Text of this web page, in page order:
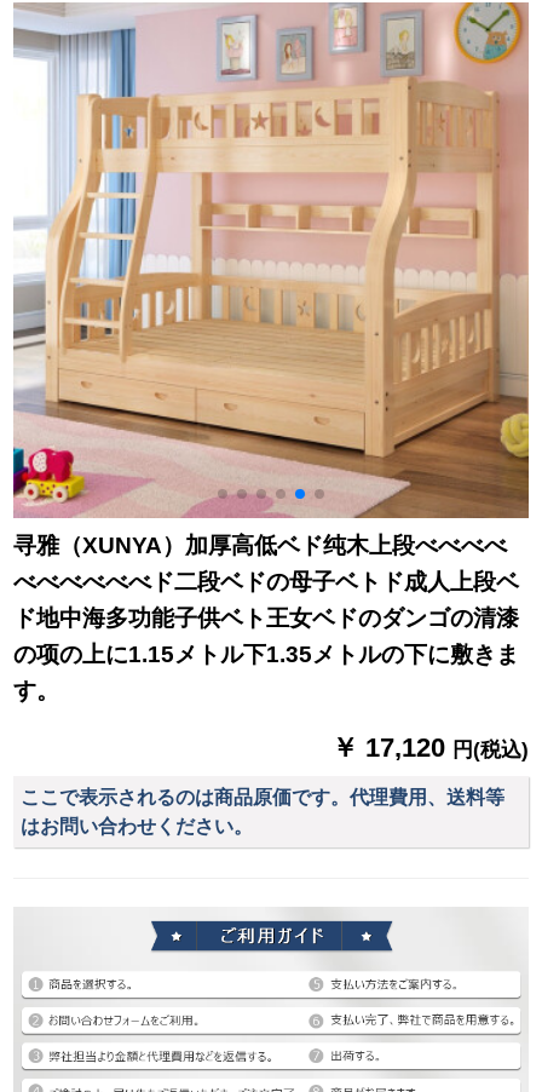
引金1.5 m*2 m
ジオ棚棚棚棚棚棚体
ベド収纳寝室家具CM
01ダンベル构造1800
mm*2000 mm
寻雅（XUNYA）加厚高低ベド纯木上段べべべべ
べべべべべべド二段ベドの母子ベトド成人上段ベ
ド地中海多功能子供ベト王女ベドのダンゴの清漆
の项の上に1.15メトル下1.35メトルの下に敷きま
す。
￥ 17,120 円(税込)
ここで表示されるのは商品原価です。代理費用、送料等
はお問い合わせください。